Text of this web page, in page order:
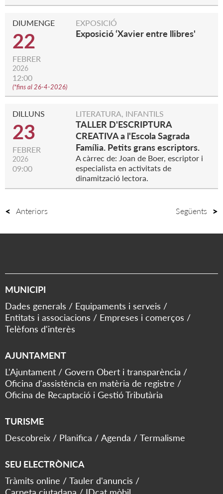
DIUMENGE
22
FEBRER
2026
12:00
(*fins al 26-4-2026)
EXPOSICIÓ
Exposició ‘Xavier entre llibres'
DILLUNS
23
FEBRER
2026
09:00
LITERATURA, INFANTILS
TALLER D'ESCRIPTURA
CREATIVA a l'Escola Sagrada
Família. Petits grans escriptors.
A càrrec de: Joan de Boer, escriptor i
especialista en activitats de
dinamització lectora.
Anteriors Següents
MUNICIPI
Dades generals
Equipaments i serveis
Entitats i associacions
Empreses i comerços
Telèfons d'interès
AJUNTAMENT
L'Ajuntament
Govern Obert i transparència
Oficina d'assistència en matèria de registre
Oficina de Recaptació i Gestió Tributària
TURISME
Descobreix
Planifica Agenda Termalisme
SEU ELECTRÒNICA
Tràmits online
Tauler d'anuncis